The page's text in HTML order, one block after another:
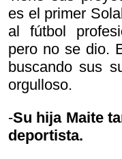
es el primer
al fútbol
pero no se dio.
buscando sus
orgulloso.
-Su hija Maite
deportista.